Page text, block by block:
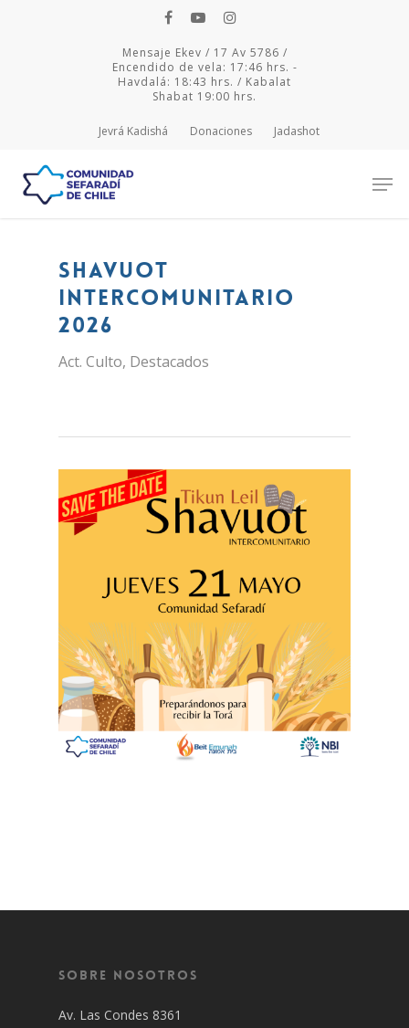
Mensaje Ekev / 17 Av 5786 /
Encendido de vela: 17:46 hrs. -
Havdalá: 18:43 hrs. / Kabalat
Shabat 19:00 hrs.
Jevrá Kadishá Donaciones Jadashot
Hit enter to search or ESC to close
Shavuot
Intercomunitario
2026
Act. Culto, Destacados
Sobre Nosotros
Av. Las Condes 8361